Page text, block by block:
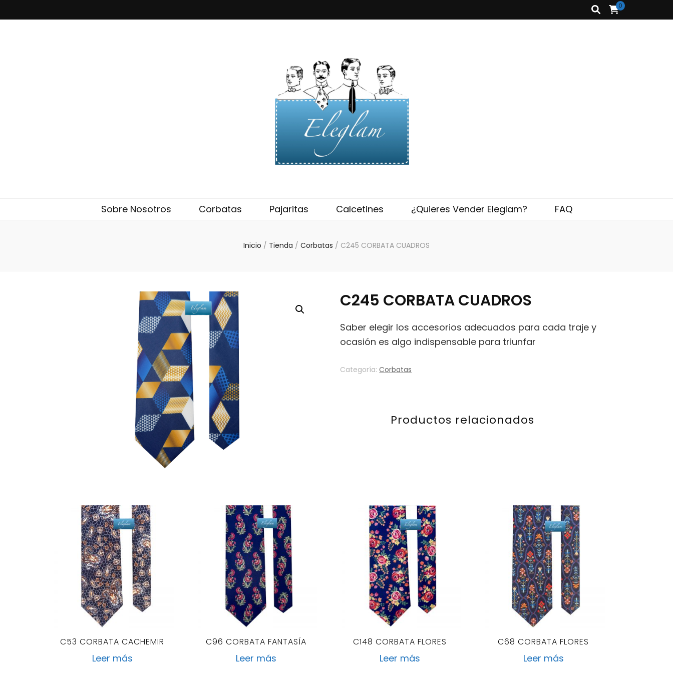
0
Sobre Nosotros Corbatas Pajaritas Calcetines ¿Quieres Vender Eleglam? FAQ
Inicio / Tienda / Corbatas / C245 CORBATA CUADROS
C245 CORBATA CUADROS
Saber elegir los accesorios adecuados para cada traje y
ocasión es algo indispensable para triunfar
Categoría:Corbatas
Productos relacionados
C53 CORBATA CACHEMIR
Leer más
C96 CORBATA FANTASÍA
Leer más
C148 CORBATA FLORES
Leer más
C68 CORBATA FLORES
Leer más